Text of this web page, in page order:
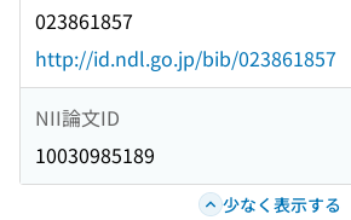
023861857
http://id.ndl.go.jp/bib/023861857
NII論文ID
10030985189
少なく表示する